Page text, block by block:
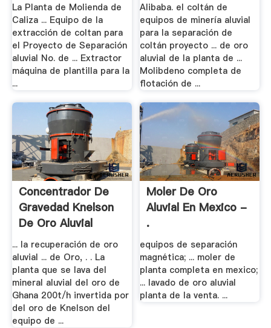
La Planta de Molienda de
Caliza ... Equipo de la
extracción de coltan para
el Proyecto de Separación
aluvial No. de ... Extractor
máquina de plantilla para la
...
Alibaba. el coltán de
equipos de minería aluvial
para la separación de
coltán proyecto ... de oro
aluvial de la planta de ...
Molibdeno completa de
flotación de ...
Concentrador De
Gravedad Knelson
De Oro Aluvial
... la recuperación de oro
aluvial ... de Oro, . . La
planta que se lava del
mineral aluvial del oro de
Ghana 200t/h invertida por
del oro de Knelson del
equipo de ...
Moler De Oro
Aluvial En Mexico -
.
equipos de separación
magnética; ... moler de
planta completa en mexico;
... lavado de oro aluvial
planta de la venta. ...